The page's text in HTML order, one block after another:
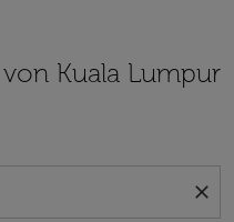
Kuala Lumpur
close